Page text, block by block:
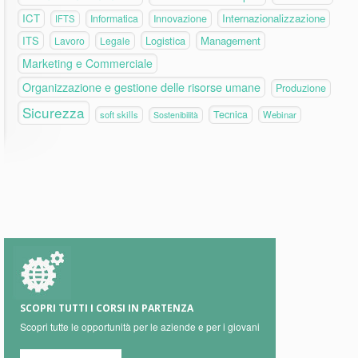
ICT IFTS Informatica Innovazione
Internazionalizzazione
ITS
Lavoro Legale Logistica Management
Marketing e Commerciale
Organizzazione e gestione delle risorse umane Produzione
Sicurezza soft skills Sostenibilità Tecnica Webinar
SCOPRI TUTTI I CORSI IN PARTENZA
Scopri tutte le opportunità per le aziende e per i giovani